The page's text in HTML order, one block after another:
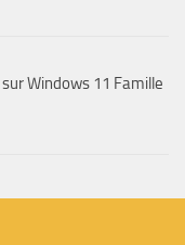
Windows 11 Famille